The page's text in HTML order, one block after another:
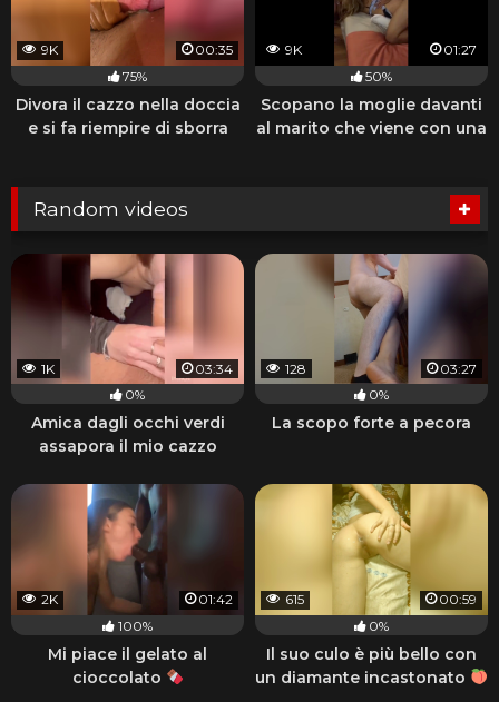
9K
00:35
75%
Divora il cazzo nella doccia
e si fa riempire di sborra
9K
01:27
50%
Scopano la moglie davanti
al marito che viene con una
Random videos
1K
03:34
0%
Amica dagli occhi verdi
assapora il mio cazzo
128
03:27
0%
La scopo forte a pecora
2K
01:42
100%
Mi piace il gelato al
cioccolato
615
00:59
0%
Il suo culo è più bello con
un diamante incastonato